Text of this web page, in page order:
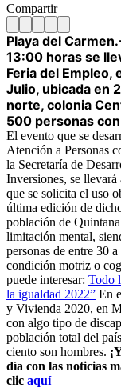
Compartir
Playa del
13:00 horas se
Feria del Empleo,
Julio, ubicada en
norte, colonia
500 personas
El evento que se
Atención a Personas
la Secretaría de
Inversiones, se
que se solicita el uso
última edición de
población de
limitación mental,
personas de entre 30
condición motriz o
puede interesar: Todo
la igualdad 2022” En
y Vivienda 2020, en
con algo tipo de
población total del
ciento son hombres.
día con las noticias
clic aquí